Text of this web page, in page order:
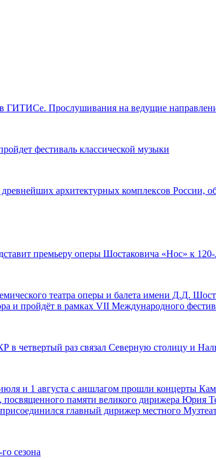
ГИТИСе. Прослушивания на ведущие
фестиваль классической музыки
архитектурных комплексов России,
премьеру оперы Шостаковича «Нос» к
театра оперы и балета имени Д.Д.
и пройдёт в рамках VII Международного
в четвертый раз связал Северную столицу и
и 1 августа с аншлагом прошли концерты
посвященного памяти великого дирижера Юрия
главный дирижер местного
сезона